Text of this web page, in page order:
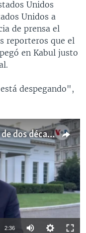
Unidos
Unidos a
de prensa el
reporteros que el
en Kabul justo
despegando",
EE. UU. pone fin a su presencia de dos décadas en Afganistán
available
2:36